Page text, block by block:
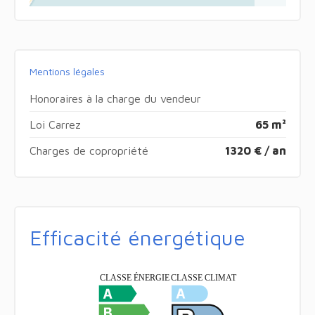
Mentions légales
Honoraires à la charge du vendeur
Loi Carrez 65 m²
Charges de copropriété 1320 € / an
Efficacité énergétique